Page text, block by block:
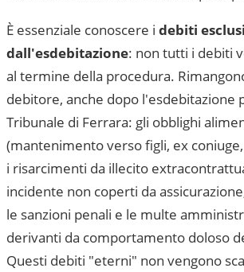
È essenziale conoscere i debiti esclusi
dall'esdebitazione: non tutti i debiti
al termine della procedura.
debitore, anche dopo l'esdebitazione
Tribunale di Ferrara: gli obblighi
(mantenimento verso figli, ex
i risarcimenti da illecito
incidente non coperti da
le sanzioni penali e le multe
derivanti da comportamento doloso
Questi debiti "eterni" non vengono